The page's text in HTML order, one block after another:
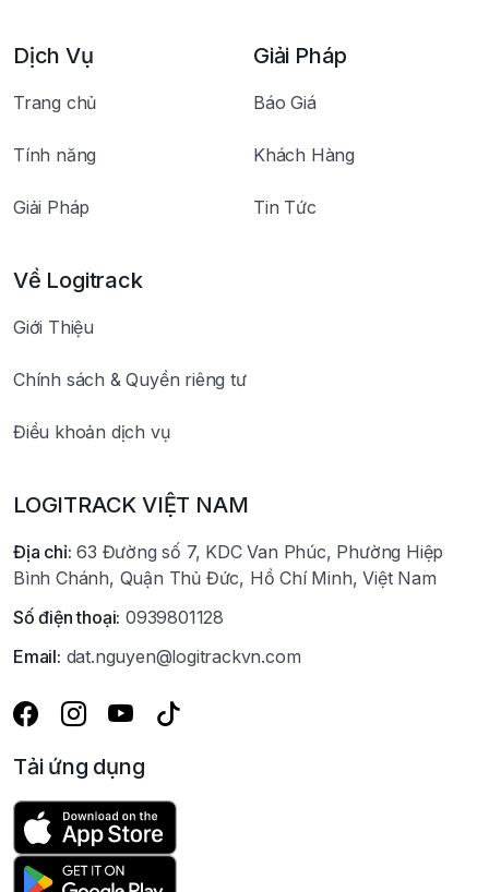
Dịch Vụ
Trang chủ
Tính năng
Giải Pháp
Giải Pháp
Báo Giá
Khách Hàng
Tin Tức
Về Logitrack
Giới Thiệu
Chính sách & Quyền riêng tư
Điều khoản dịch vụ
LOGITRACK VIỆT NAM
Địa chỉ: 63 Đường số 7, KDC Van Phúc, Phường Hiệp
Bình Chánh, Quận Thủ Đức, Hồ Chí Minh, Việt Nam
Số điện thoại: 0939801128
Email: dat.nguyen@logitrackvn.com
Tải ứng dụng